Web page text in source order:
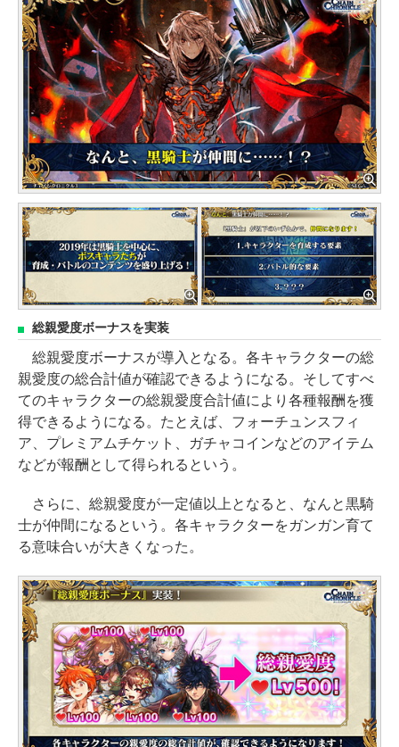
総親愛度ボーナスを実装
総親愛度ボーナスが導入となる。各キャラクターの総
親愛度の総合計値が確認できるようになる。そしてすべ
てのキャラクターの総親愛度合計値により各種報酬を獲
得できるようになる。たとえば、フォーチュンスフィ
ア、プレミアムチケット、ガチャコインなどのアイテム
などが報酬として得られるという。
さらに、総親愛度が一定値以上となると、なんと黒騎
士が仲間になるという。各キャラクターをガンガン育て
る意味合いが大きくなった。